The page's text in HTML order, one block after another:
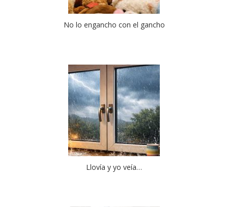
No lo engancho con el gancho
Llovía y yo veía…